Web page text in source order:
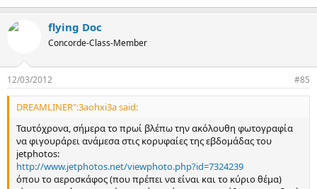
flying Doc
Concorde-Class-Member
12/03/2012 #85
DREAMLINER":3aohxi3a said:
Ταυτόχρονα, σήμερα το πρωί βλέπω την ακόλουθη φωτογραφία
να φιγουράρει ανάμεσα στις κορυφαίες της εβδομάδας του
jetphotos:
http://www.jetphotos.net/viewphoto.php?id=7324239
όπου το αεροσκάφος (που πρέπει να είναι και το κύριο θέμα)